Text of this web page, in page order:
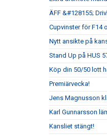
ÄFF &#128155;
Cupvinster för F14
Nytt ansikte på
Stand Up på HUS
Köp din 50/50 lott
Premiärvecka!
Jens Magnusson
Karl Gunnarsson
Kansliet stängt!